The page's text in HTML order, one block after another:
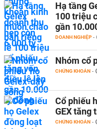
Hạ tầng
100 triệu
gần
DOANH NGHIỆP -
Nhóm cổ
CHỨNG KHOÁN -
Cổ phiếu
GEX tăng
CHỨNG KHOÁN -